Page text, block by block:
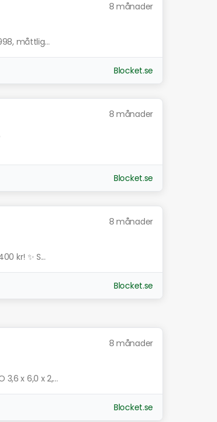
8 månader
måttlig...
Blocket.se
8 månader
Blocket.se
8 månader
kr! ✨ S...
Blocket.se
8 månader
3,6 x 6,0 x 2,...
Blocket.se